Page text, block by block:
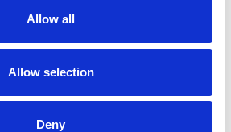
Allow all
Allow selection
Deny
mit dem start eines globalen